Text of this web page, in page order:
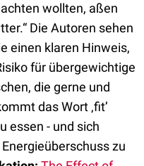
wollten, aßen
Die Autoren sehen
einen klaren Hinweis,
für übergewichtige
die gerne und
das Wort ‚fit’
essen - und sich
zu